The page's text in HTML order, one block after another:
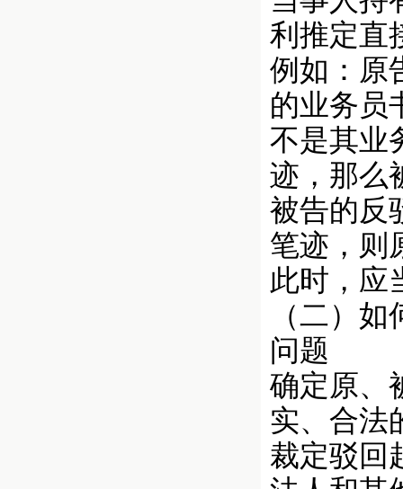
利推定直
例如：原
的业务员
不是其业
迹，那么
被告的反
笔迹，则
此时，应
（二）
问题
确定原、
实、合法
裁定驳回